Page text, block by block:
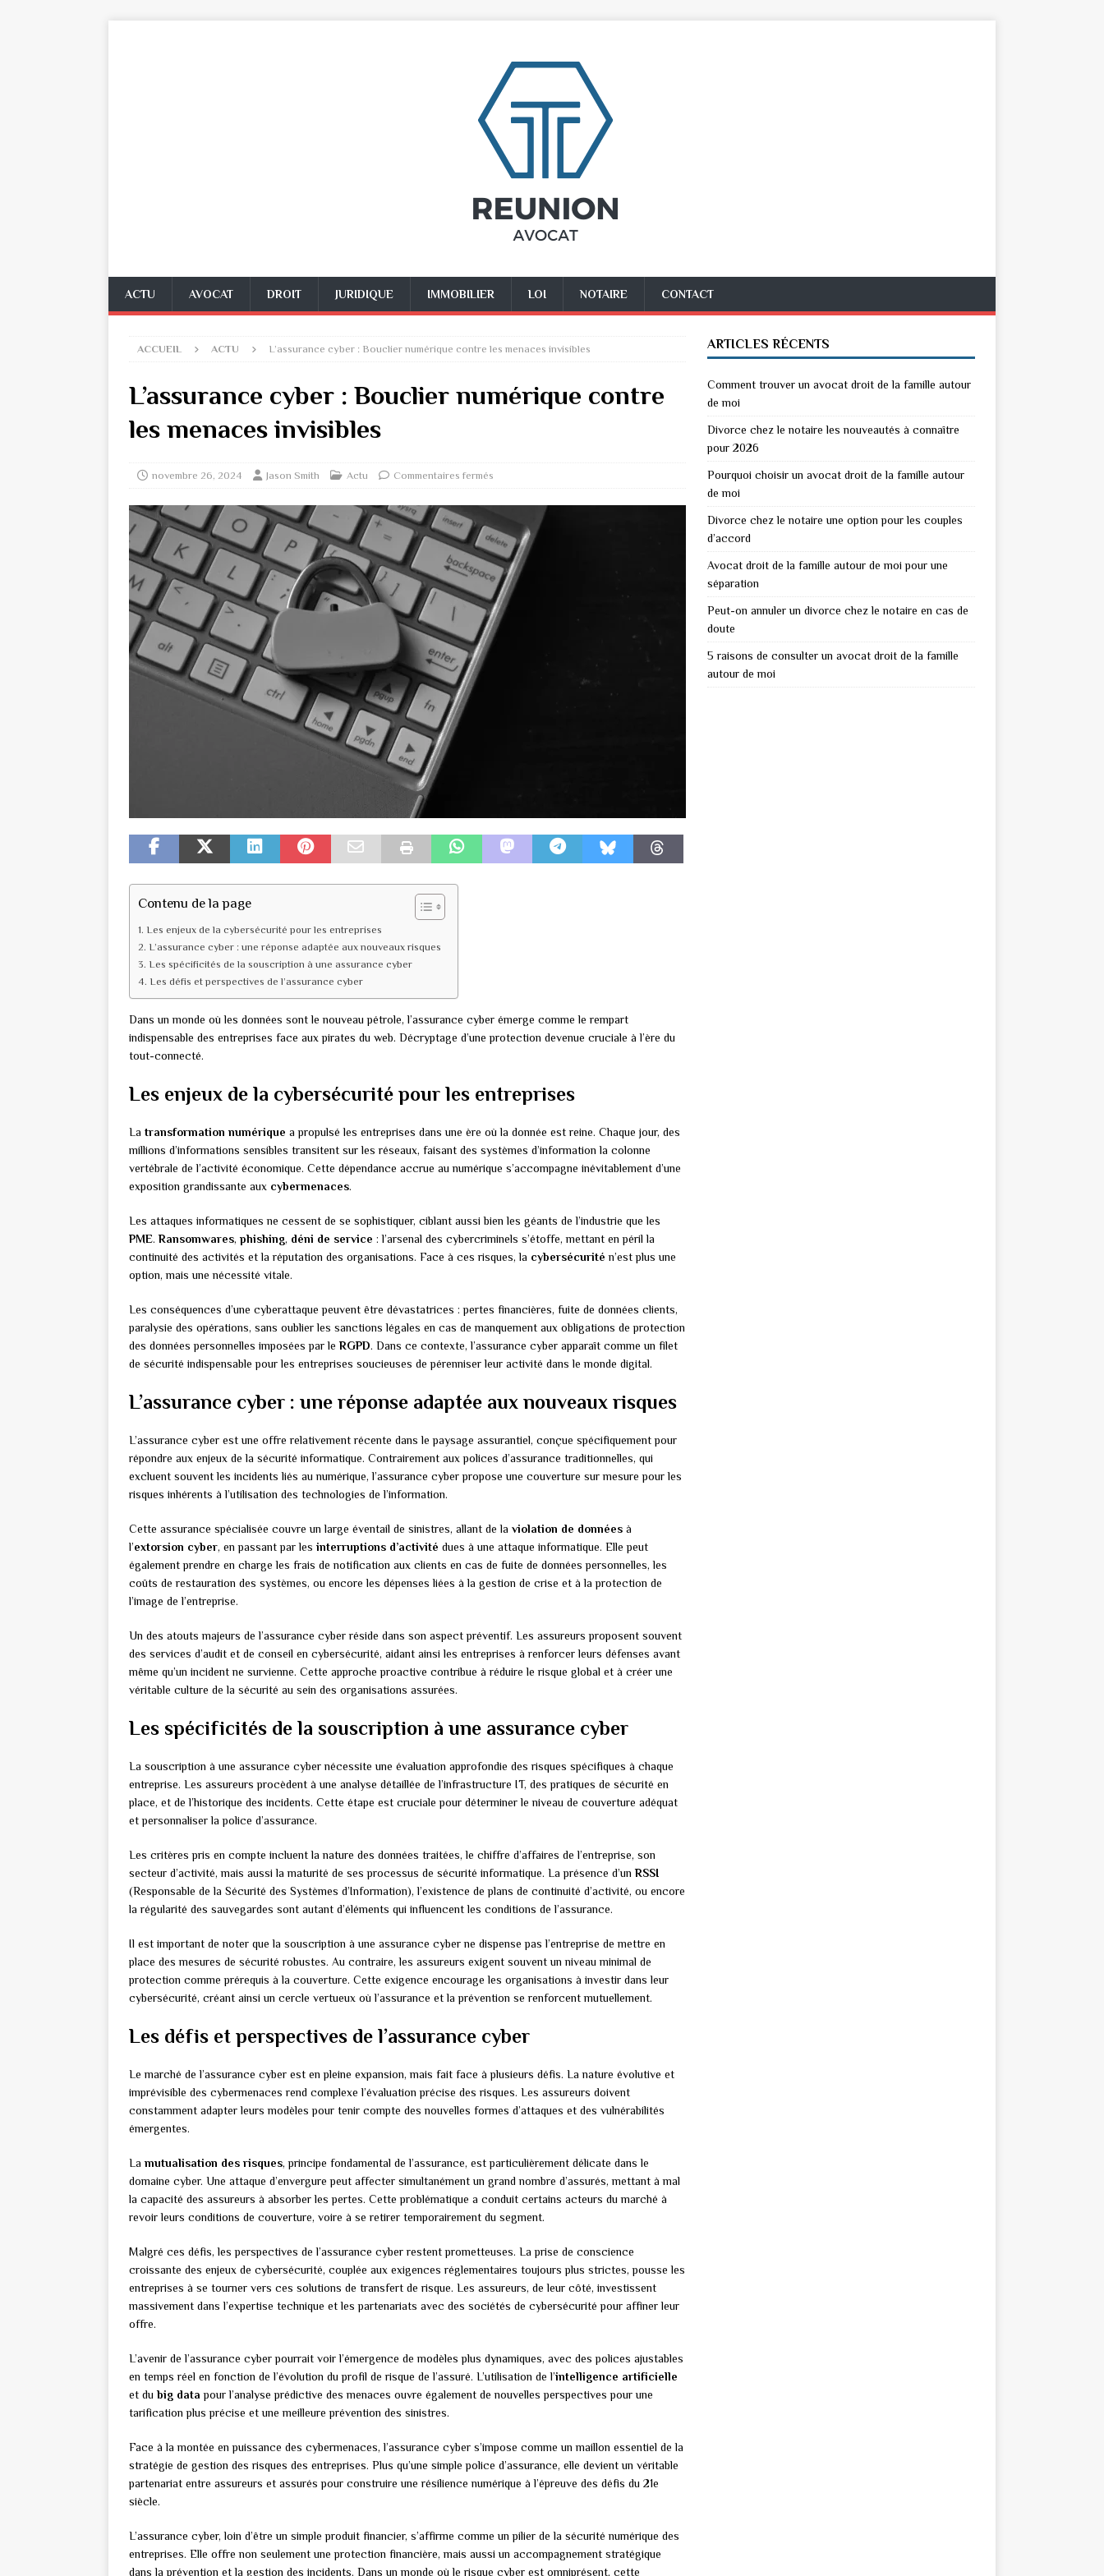
ACTU AVOCAT DROIT JURIDIQUE IMMOBILIER LOI NOTAIRE CONTACT
ACCUEIL ACTU L’assurance cyber : Bouclier numérique contre les menaces invisibles
L’assurance cyber : Bouclier numérique contre
les menaces invisibles
novembre 26, 2024 Jason Smith Actu Commentaires fermés
Contenu de la page
Les enjeux de la cybersécurité pour les entreprises
L’assurance cyber : une réponse adaptée aux nouveaux risques
Les spécificités de la souscription à une assurance cyber
Les défis et perspectives de l’assurance cyber
Dans un monde où les données sont le nouveau pétrole, l’assurance cyber émerge comme le rempart
indispensable des entreprises face aux pirates du web. Décryptage d’une protection devenue cruciale à l’ère du
tout-connecté.
Les enjeux de la cybersécurité pour les entreprises
La transformation numérique a propulsé les entreprises dans une ère où la donnée est reine. Chaque jour, des
millions d’informations sensibles transitent sur les réseaux, faisant des systèmes d’information la colonne
vertébrale de l’activité économique. Cette dépendance accrue au numérique s’accompagne inévitablement d’une
exposition grandissante aux cybermenaces.
Les attaques informatiques ne cessent de se sophistiquer, ciblant aussi bien les géants de l’industrie que les
PME.Ransomwares, phishing, déni de service : l’arsenal des cybercriminels s’étoffe, mettant en péril la
continuité des activités et la réputation des organisations. Face à ces risques, la cybersécurité n’est plus une
option, mais une nécessité vitale.
Les conséquences d’une cyberattaque peuvent être dévastatrices : pertes financières, fuite de données clients,
paralysie des opérations, sans oublier les sanctions légales en cas de manquement aux obligations de protection
des données personnelles imposées par leRGPD. Dans ce contexte, l’assurance cyber apparaît comme un filet
de sécurité indispensable pour les entreprises soucieuses de pérenniser leur activité dans le monde digital.
L’assurance cyber : une réponse adaptée aux nouveaux risques
L’assurance cyber est une offre relativement récente dans le paysage assurantiel, conçue spécifiquement pour
répondre aux enjeux de la sécurité informatique. Contrairement aux polices d’assurance traditionnelles, qui
excluent souvent les incidents liés au numérique, l’assurance cyber propose une couverture sur mesure pour les
risques inhérents à l’utilisation des technologies de l’information.
Cette assurance spécialisée couvre un large éventail de sinistres, allant de la violation de données à
l’extorsion cyber, en passant par les interruptions d’activité dues à une attaque informatique. Elle peut
également prendre en charge les frais de notification aux clients en cas de fuite de données personnelles, les
coûts de restauration des systèmes, ou encore les dépenses liées à la gestion de crise et à la protection de
l’image de l’entreprise.
Un des atouts majeurs de l’assurance cyber réside dans son aspect préventif. Les assureurs proposent souvent
des services d’audit et de conseil en cybersécurité, aidant ainsi les entreprises à renforcer leurs défenses avant
même qu’un incident ne survienne. Cette approche proactive contribue à réduire le risque global et à créer une
véritable culture de la sécurité au sein des organisations assurées.
Les spécificités de la souscription à une assurance cyber
La souscription à une assurance cyber nécessite une évaluation approfondie des risques spécifiques à chaque
entreprise. Les assureurs procèdent à une analyse détaillée de l’infrastructure IT, des pratiques de sécurité en
place, et de l’historique des incidents. Cette étape est cruciale pour déterminer le niveau de couverture adéquat
et personnaliser la police d’assurance.
Les critères pris en compte incluent la nature des données traitées, le chiffre d’affaires de l’entreprise, son
secteur d’activité, mais aussi la maturité de ses processus de sécurité informatique. La présence d’unRSSI
(Responsable de la Sécurité des Systèmes d’Information), l’existence de plans de continuité d’activité, ou encore
la régularité des sauvegardes sont autant d’éléments qui influencent les conditions de l’assurance.
Il est important de noter que la souscription à une assurance cyber ne dispense pas l’entreprise de mettre en
place des mesures de sécurité robustes. Au contraire, les assureurs exigent souvent un niveau minimal de
protection comme prérequis à la couverture. Cette exigence encourage les organisations à investir dans leur
cybersécurité, créant ainsi un cercle vertueux où l’assurance et la prévention se renforcent mutuellement.
Les défis et perspectives de l’assurance cyber
Le marché de l’assurance cyber est en pleine expansion, mais fait face à plusieurs défis. La nature évolutive et
imprévisible des cybermenaces rend complexe l’évaluation précise des risques. Les assureurs doivent
constamment adapter leurs modèles pour tenir compte des nouvelles formes d’attaques et des vulnérabilités
émergentes.
La mutualisation des risques, principe fondamental de l’assurance, est particulièrement délicate dans le
domaine cyber. Une attaque d’envergure peut affecter simultanément un grand nombre d’assurés, mettant à mal
la capacité des assureurs à absorber les pertes. Cette problématique a conduit certains acteurs du marché à
revoir leurs conditions de couverture, voire à se retirer temporairement du segment.
Malgré ces défis, les perspectives de l’assurance cyber restent prometteuses. La prise de conscience
croissante des enjeux de cybersécurité, couplée aux exigences réglementaires toujours plus strictes, pousse les
entreprises à se tourner vers ces solutions de transfert de risque. Les assureurs, de leur côté, investissent
massivement dans l’expertise technique et les partenariats avec des sociétés de cybersécurité pour affiner leur
offre.
L’avenir de l’assurance cyber pourrait voir l’émergence de modèles plus dynamiques, avec des polices ajustables
en temps réel en fonction de l’évolution du profil de risque de l’assuré. L’utilisation de l’intelligence artificielle
et dubig data pour l’analyse prédictive des menaces ouvre également de nouvelles perspectives pour une
tarification plus précise et une meilleure prévention des sinistres.
Face à la montée en puissance des cybermenaces, l’assurance cyber s’impose comme un maillon essentiel de la
stratégie de gestion des risques des entreprises. Plus qu’une simple police d’assurance, elle devient un véritable
partenariat entre assureurs et assurés pour construire une résilience numérique à l’épreuve des défis du 21e
siècle.
L’assurance cyber, loin d’être un simple produit financier, s’affirme comme un pilier de la sécurité numérique des
entreprises. Elle offre non seulement une protection financière, mais aussi un accompagnement stratégique
dans la prévention et la gestion des incidents. Dans un monde où le risque cyber est omniprésent, cette
ARTICLES RÉCENTS
Comment trouver un avocat droit de la famille autour
de moi
Divorce chez le notaire les nouveautés à connaître
pour 2026
Pourquoi choisir un avocat droit de la famille autour
de moi
Divorce chez le notaire une option pour les couples
d’accord
Avocat droit de la famille autour de moi pour une
séparation
Peut-on annuler un divorce chez le notaire en cas de
doute
5 raisons de consulter un avocat droit de la famille
autour de moi